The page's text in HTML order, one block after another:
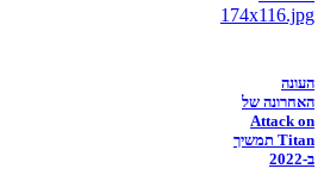
העונה
האחרונה של
Attack on
Titan תמשיך
ב-2022